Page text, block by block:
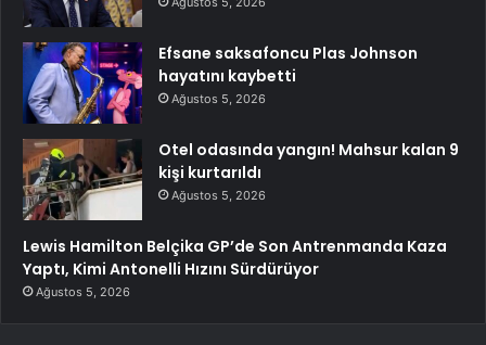
Efsane saksafoncu Plas Johnson
hayatını kaybetti
Ağustos 5, 2026
Otel odasında yangın! Mahsur kalan 9
kişi kurtarıldı
Ağustos 5, 2026
Lewis Hamilton Belçika GP’de Son Antrenmanda Kaza
Yaptı, Kimi Antonelli Hızını Sürdürüyor
Ağustos 5, 2026